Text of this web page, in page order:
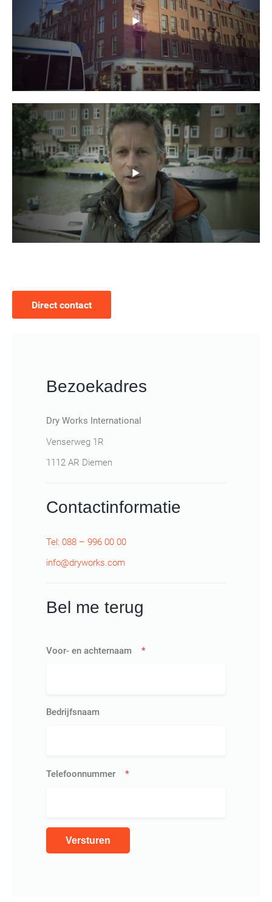
Direct contact
Bezoekadres
Dry Works International
Venserweg 1R
1112 AR Diemen
Contactinformatie
Tel: 088 – 996 00 00
info@dryworks.com
Bel me terug
Voor- en achternaam *
Bedrijfsnaam
Telefoonnummer *